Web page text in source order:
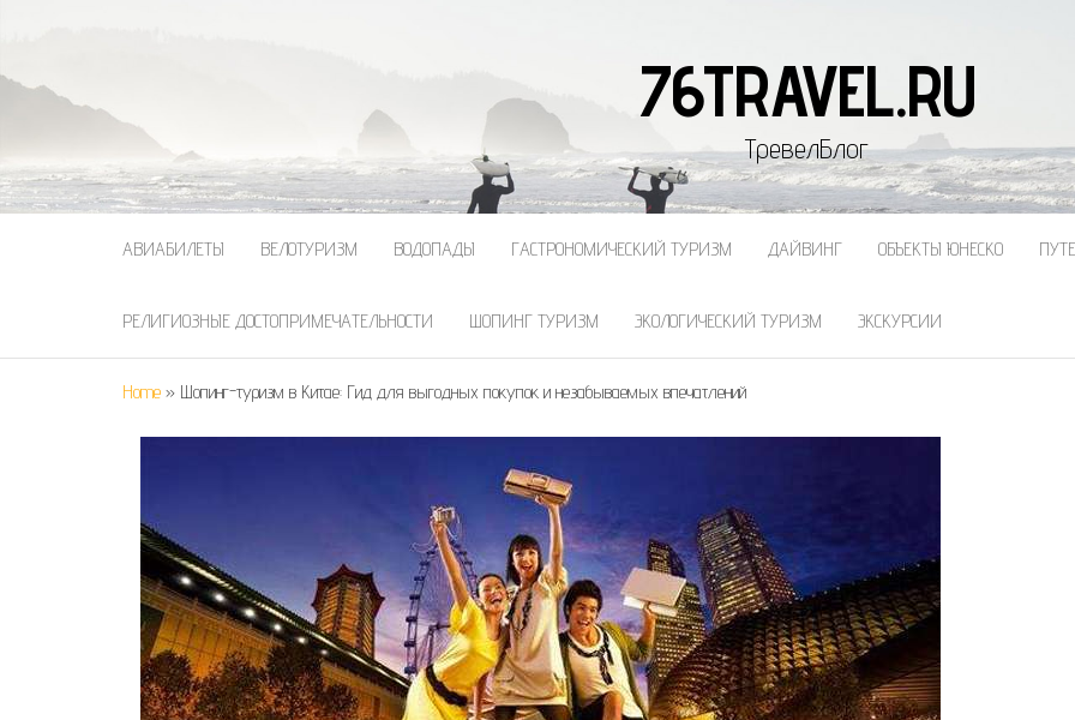
76TRAVEL.RU
ТревелБлог
АВИАБИЛЕТЫ ВЕЛОТУРИЗМ ВОДОПАДЫ ГАСТРОНОМИЧЕСКИЙ ТУРИЗМ ДАЙВИНГ ОБЪЕКТЫ ЮНЕСКО
РЕЛИГИОЗНЫЕ ДОСТОПРИМЕЧАТЕЛЬНОСТИ ШОПИНГ ТУРИЗМ ЭКОЛОГИЧЕСКИЙ ТУРИЗМ ЭКСКУРСИИ
Home » Шопинг-туризм в Китае: Гид для выгодных покупок и незабываемых впечатлений